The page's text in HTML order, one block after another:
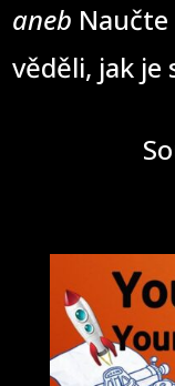
aneb
věděli, jak